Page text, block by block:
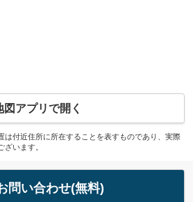
図アプリで開く
付近住所に所在することを表すものであり、実際
います。
問い合わせ(無料)